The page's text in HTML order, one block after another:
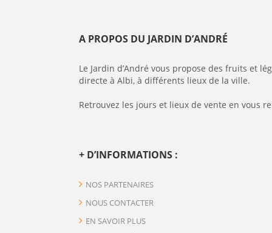
A PROPOS DU JARDIN D’ANDRÉ
Le Jardin d’André vous propose des fruits et
directe à Albi, à différents lieux de la ville.
Retrouvez les jours et lieux de vente en vous
+ D’INFORMATIONS :
NOS PARTENAIRES
NOUS CONTACTER
EN SAVOIR PLUS